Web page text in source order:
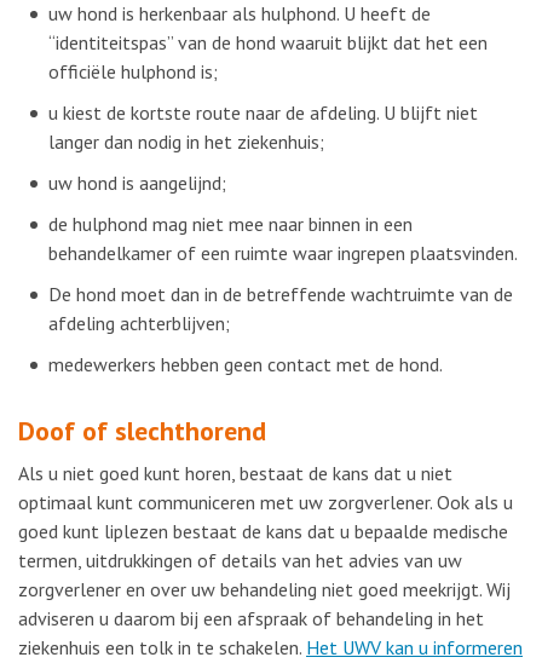
uw hond is herkenbaar als hulphond. U heeft de
“identiteitspas” van de hond waaruit blijkt dat het een
officiële hulphond is;
u kiest de kortste route naar de afdeling. U blijft niet
langer dan nodig in het ziekenhuis;
uw hond is aangelijnd;
de hulphond mag niet mee naar binnen in een
behandelkamer of een ruimte waar ingrepen plaatsvinden.
De hond moet dan in de betreffende wachtruimte van de
afdeling achterblijven;
medewerkers hebben geen contact met de hond.
Doof of slechthorend
Als u niet goed kunt horen, bestaat de kans dat u niet
optimaal kunt communiceren met uw zorgverlener. Ook als u
goed kunt liplezen bestaat de kans dat u bepaalde medische
termen, uitdrukkingen of details van het advies van uw
zorgverlener en over uw behandeling niet goed meekrijgt. Wij
adviseren u daarom bij een afspraak of behandeling in het
ziekenhuis een tolk in te schakelen. Het UWV kan u informeren